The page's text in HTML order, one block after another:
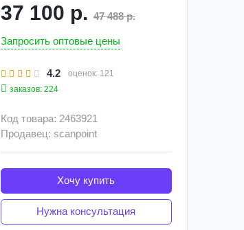
37 100 р. 47 488 р.
Запросить оптовые цены
4.2 оценок: 121
заказов: 224
Код товара: 2463921
Продавец: scanpoint
Хочу купить
Нужна консультация